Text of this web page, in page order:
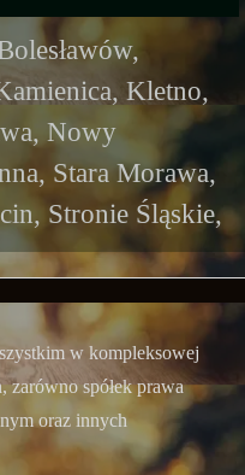
Kletno,
Nowy
Stara Morawa,
Stronie Śląskie,
w kompleksowej
zarówno spółek prawa
oraz innych